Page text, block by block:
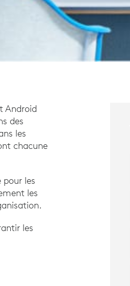
Android
des
les
chacune
pour les
les
les